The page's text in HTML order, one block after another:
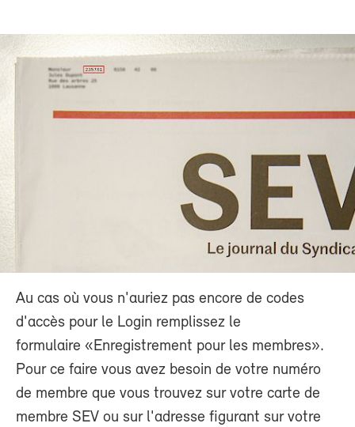
Au cas où vous n'auriez pas encore de codes
d'accès pour le Login remplissez le
formulaire «Enregistrement pour les membres».
Pour ce faire vous avez besoin de votre numéro
de membre que vous trouvez sur votre carte de
membre SEV ou sur l'adresse figurant sur votre